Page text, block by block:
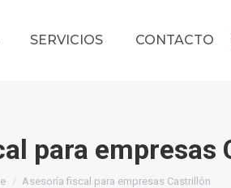
SERVICIOS CONTACTO
para empresas
here:
Asesoría fiscal para empresas Castrillón